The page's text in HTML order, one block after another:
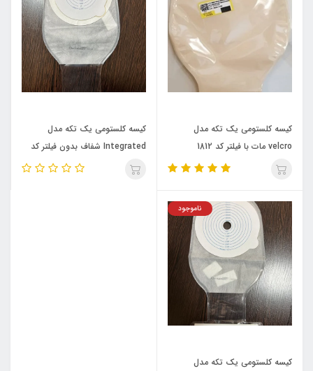
کیسه کلستومی یک تکه مدل
velcro مات با فیلتر کد 1812
Ostupmed
کیسه کلستومی یک تکه مدل
Integrated شفاف بدون فیلتر کد
1603 Ostupmed
ناموجود
کیسه کلستومی یک تکه مدل